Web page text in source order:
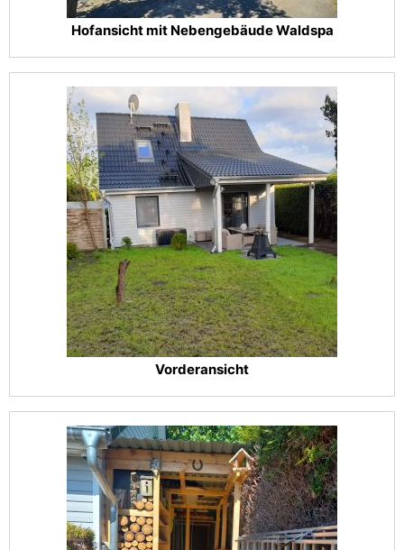
Hofansicht mit Nebengebäude Waldspa
Vorderansicht